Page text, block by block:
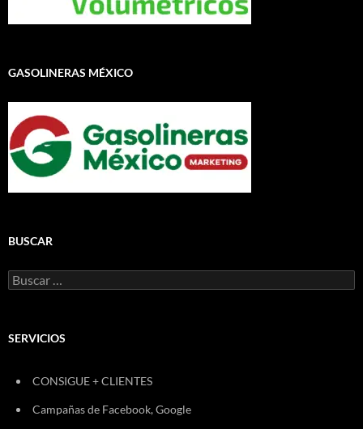
GASOLINERAS MÉXICO
BUSCAR
Buscar:
SERVICIOS
CONSIGUE + CLIENTES
Campañas de Facebook, Google